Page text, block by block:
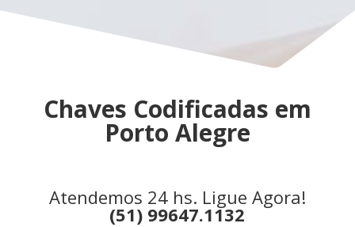
Chaves Codificadas em
Porto Alegre
Atendemos 24 hs. Ligue Agora!
(51) 99647.1132